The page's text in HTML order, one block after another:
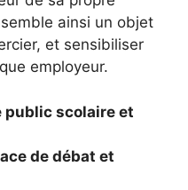
ainsi un objet
et sensibiliser
employeur.
public scolaire et
de débat et